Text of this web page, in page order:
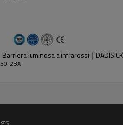
luminosa a infrarossi｜DADISICK
2BA